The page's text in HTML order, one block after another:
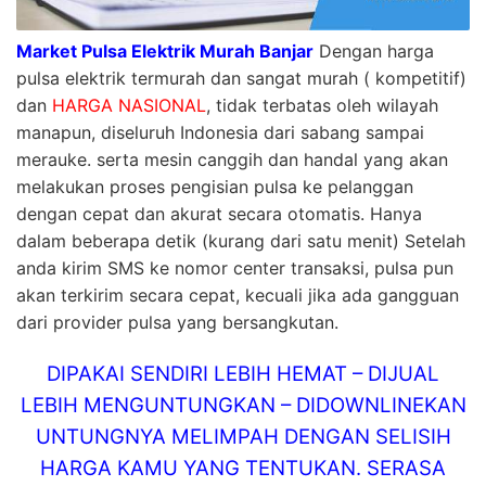
Market Pulsa Elektrik Murah Banjar Dengan harga
pulsa elektrik termurah dan sangat murah ( kompetitif)
dan HARGA NASIONAL, tidak terbatas oleh wilayah
manapun, diseluruh Indonesia dari sabang sampai
merauke. serta mesin canggih dan handal yang akan
melakukan proses pengisian pulsa ke pelanggan
dengan cepat dan akurat secara otomatis. Hanya
dalam beberapa detik (kurang dari satu menit) Setelah
anda kirim SMS ke nomor center transaksi, pulsa pun
akan terkirim secara cepat, kecuali jika ada gangguan
dari provider pulsa yang bersangkutan.
DIPAKAI SENDIRI LEBIH HEMAT – DIJUAL
LEBIH MENGUNTUNGKAN – DIDOWNLINEKAN
UNTUNGNYA MELIMPAH DENGAN SELISIH
HARGA KAMU YANG TENTUKAN. SERASA